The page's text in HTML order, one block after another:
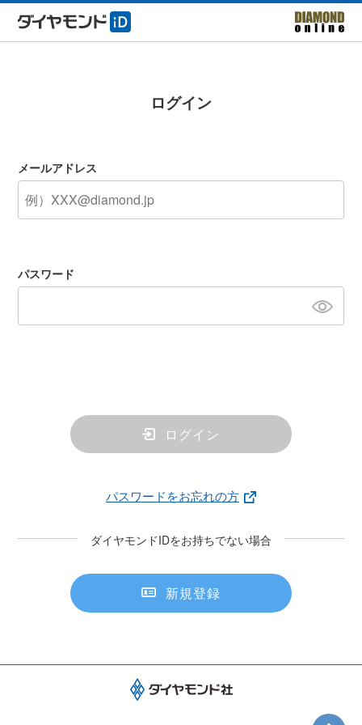
ログイン
メールアドレス
パスワード
ログイン
パスワードをお忘れの方
ダイヤモンドIDをお持ちでない場合
新規登録